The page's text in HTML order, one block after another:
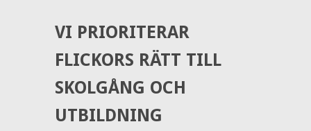
VI PRIORITERAR
FLICKORS RÄTT TILL
SKOLGÅNG OCH
UTBILDNING